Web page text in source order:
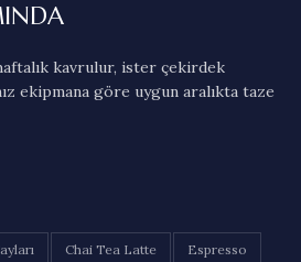
kavrulur, ister çekirdek
ekipmana göre uygun aralıkta taze
Chai Tea Latte Espresso